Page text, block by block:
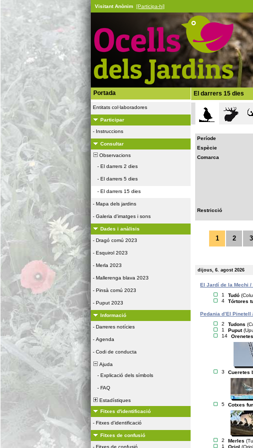
Visitant Anònim [Participa-hi]
Portada
Entitats col·laboradores
Participar
- Instruccions
Consultar
Observacions
- El darrers 2 dies
- El darrers 5 dies
- El darrers 15 dies
- Mapa dels jardins
- Galeria d'imatges i sons
Dades i anàlisis
- Dragó comú 2023
- Esquirol 2023
- Merla 2023
- Mallerenga blava 2023
- Pinsà comú 2023
- Puput 2023
Informació
- Darreres notícies
- Agenda
- Codi de conducta
Ajuda
- Explicació dels símbols
- FAQ
Estadístiques
Fitxes d'identificació
- Fitxes d'identificació
Fitxes de confusió
- Fitxes de confusió
El darrers 15 dies
Període
Espècie
Comarca
Restricció
1 2 3
dijous, 6. agost 2026
El Jardí de la Mechi /
1
Tudó
4
Tórtores
Pedania d’El Pinetell
2
Tudons
1
Puput
14
3 Cueretes
5 Cotxes
2 Merles
1
Oriol